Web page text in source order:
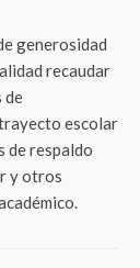
generosidad
recaudar
de
escolar
de respaldo
y otros